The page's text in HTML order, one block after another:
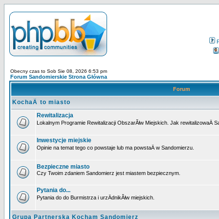
Obecny czas to Sob Sie 08, 2026 6:53 pm
Forum Sandomierskie Strona Główna
Forum
KochaÄ to miasto
Rewitalizacja
Lokalnym Programie Rewitalizacji ObszarĂłw Miejskich. Jak rewitalizowaÄ
Inwestycje miejskie
Opinie na temat tego co powstaje lub ma powstaÄ w Sandomierzu.
Bezpieczne miasto
Czy Twoim zdaniem Sandomierz jest miastem bezpiecznym.
Pytania do...
Pytania do do Burmistrza i urzÄdnikĂłw miejskich.
Grupa Partnerska Kocham Sandomierz